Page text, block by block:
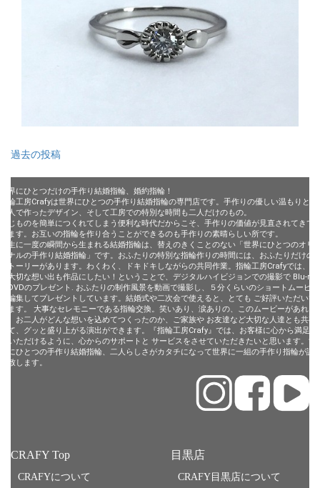
投
稿
ナ
ビ
ゲ
ー
シ
ョ
ン
過去の投稿
世界にひとつだけの手作り結婚指輪、婚約指輪！
指輪工房Crafyは世界にひとつの手作り結婚指輪の専門店です。手作りの優しい温もりと、
二人で作ったデザイン、そして工房での特別な時間も二人だけのもの。
同じものを簡単につくれてしまう便利な時代だからこそ、手作りの価値が見直されてきて
います。お互いの指輪を作り合うことができるのも手作りの素晴らしい所です。
一生に一度の瞬間から生まれる結婚指輪は、替えのきくことのない「世界にひとつのオリ
ジナルの手作り結婚指輪」です。おふたりの特別な指輪作りの時間には、おふたりだけの
ストーリーがあります。わくわく、ドキドキしながらの共同作業。指輪工房Crafyでは、そ
の大切な想い出も作品にしたい！ということで、デジタルハイビジョンでの撮影で Blu-ray
やDVDのプレゼント. おふたりの制作風景を動画で撮影し、５分くらいのショートムービー
に編集してプレゼントしています。結婚式や二次会で使えると、とても ご好評いただいて
います。 大事なセレモニーである指輪交換。笑いあり、涙ありの、このムービーがあれ
ば、お二人がどんな想いを込めてつくったのか、ご家族や お友達など大切な人達とも共有
して、グッと盛り上がる演出ができます。『指輪工房Crafy』では、お客様に心から満足し
ていただけるように、心からのサポートと サービスをさせていただきたいと思います。世
界にひとつの手作り結婚指輪、二人らしさがカタチになって世界に一組の手作り指輪が誕
生致します。
CRAFY Top
CRAFYについて
目黒店
CRAFY目黒店について